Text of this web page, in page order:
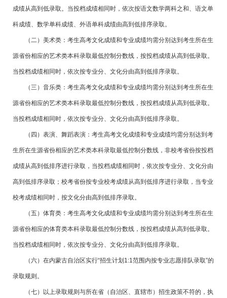
成绩从高到低录取。当投档成绩相同时，依次按语文数学两科之和、语文单
科成绩、数学单科成绩、外语单科成绩由高到低排序录取。
（二）美术类：考生高考文化成绩和专业成绩均需分别达到考生所在生
源省份相应的艺术类本科录取最低控制分数线，按投档成绩从高到低录取。
当投档成绩相同时，依次按专业分、文化分由高到低排序录取。
（三）音乐类：考生高考文化成绩和专业成绩均需分别达到考生所在生
源省份相应的艺术类本科录取最低控制分数线，按投档成绩从高到低录取。
当投档成绩相同时，依次按专业分、文化分由高到低排序录取。
（四）表演、舞蹈表演：考生高考文化成绩和专业成绩均需分别达到考
生所在生源省份相应的艺术类本科录取最低控制分数线，非校考省份按投档
成绩从高到低排序进行录取，当投档成绩相同时，依次按专业分、文化分由
高到低排序录取；校考省份按专业校考成绩从高到低排序进行录取，当专业
校考成绩相同时，按文化分由高到低排序录取。
（五）体育类：考生高考文化成绩和专业成绩均需分别达到考生所在生
源省份相应的体育类本科录取最低控制分数线，按投档成绩从高到低录取。
当投档成绩相同时，依次按专业分、文化分由高到低排序录取。
（六）在内蒙古自治区实行“招生计划1:1范围内按专业志愿排队录取”的
录取规则。
（七）以上录取规则与所在省（自治区、直辖市）招生政策不符的，执